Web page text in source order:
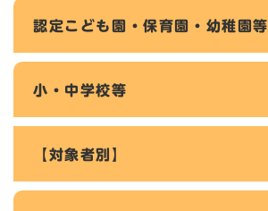
認定こども園・保育園・幼稚園等
小・中学校等
【対象者別】